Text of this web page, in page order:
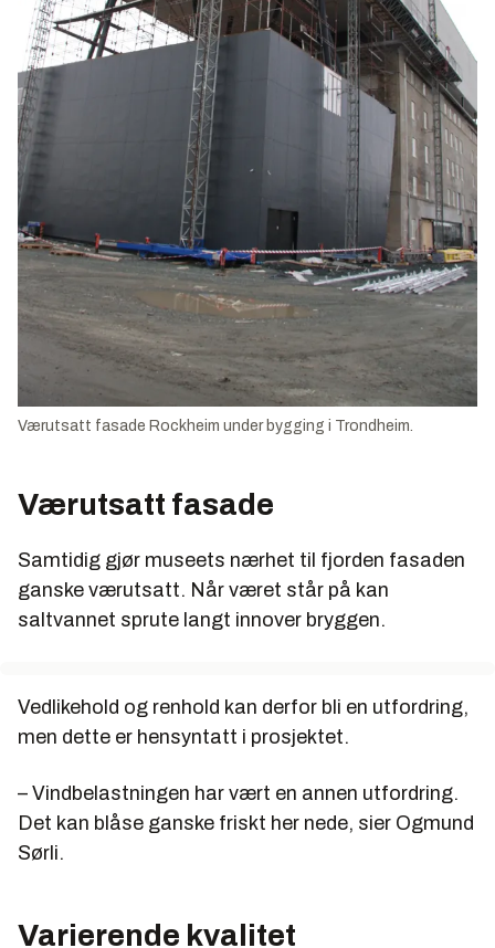
Værutsatt fasade Rockheim under bygging i Trondheim.
Værutsatt fasade
Samtidig gjør museets nærhet til fjorden fasaden
ganske værutsatt. Når været står på kan
saltvannet sprute langt innover bryggen.
Vedlikehold og renhold kan derfor bli en utfordring,
men dette er hensyntatt i prosjektet.
– Vindbelastningen har vært en annen utfordring.
Det kan blåse ganske friskt her nede, sier Ogmund
Sørli.
Varierende kvalitet